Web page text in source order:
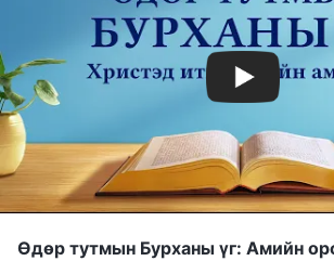
Өдөр тутмын Бурханы үг: Амийн